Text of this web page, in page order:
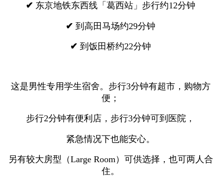
✔ 东京地铁东西线「葛西站」步行约12分钟
✔ 到高田马场约29分钟
✔ 到饭田桥约22分钟
这是男性专用学生宿舍。步行3分钟有超市，购物方
便；
步行2分钟有便利店，步行3分钟可到医院，
紧急情况下也能安心。
另有较大房型（Large Room）可供选择，也可两人合
住。